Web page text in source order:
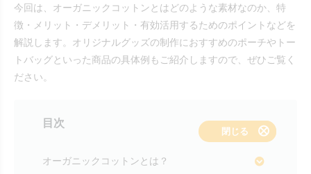
今回は、オーガニックコットンとはどのような素材なのか、特
徴・メリット・デメリット・有効活用するためのポイントなどを
解説します。オリジナルグッズの制作におすすめのポーチやトー
トバッグといった商品の具体例もご紹介しますので、ぜひご覧く
ださい。
目次
表示する
閉じる
オーガニックコットンとは？